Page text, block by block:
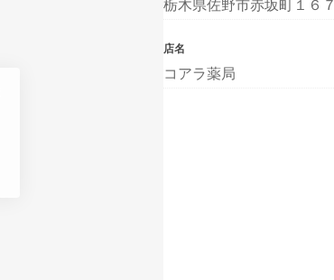
栃木県佐野市赤坂町１６７
店名
コアラ薬局